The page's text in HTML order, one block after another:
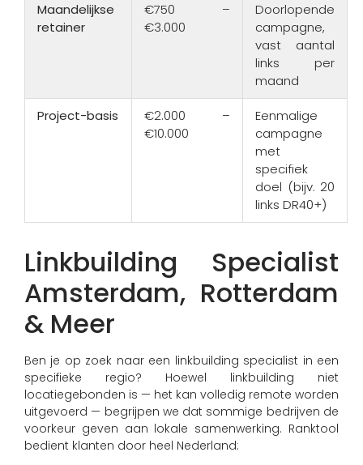
Maandelijkse
retainer
€750 –
€3.000
Doorlopende
campagne,
vast aantal
links per
maand
Project-basis
€2.000 –
€10.000
Eenmalige
campagne
met
specifiek
doel (bijv. 20
links DR40+)
Linkbuilding Specialist
Amsterdam, Rotterdam
& Meer
Ben je op zoek naar een linkbuilding specialist in een
specifieke regio? Hoewel linkbuilding niet
locatiegebonden is — het kan volledig remote worden
uitgevoerd — begrijpen we dat sommige bedrijven de
voorkeur geven aan lokale samenwerking. Ranktool
bedient klanten door heel Nederland: